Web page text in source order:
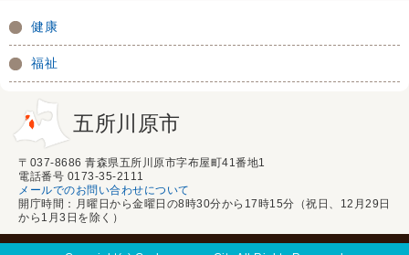
健康
福祉
五所川原市
〒037-8686 青森県五所川原市字布屋町41番地1
電話番号 0173-35-2111
メールでのお問い合わせについて
開庁時間：月曜日から金曜日の8時30分から17時15分（祝日、12月29日
から1月3日を除く）